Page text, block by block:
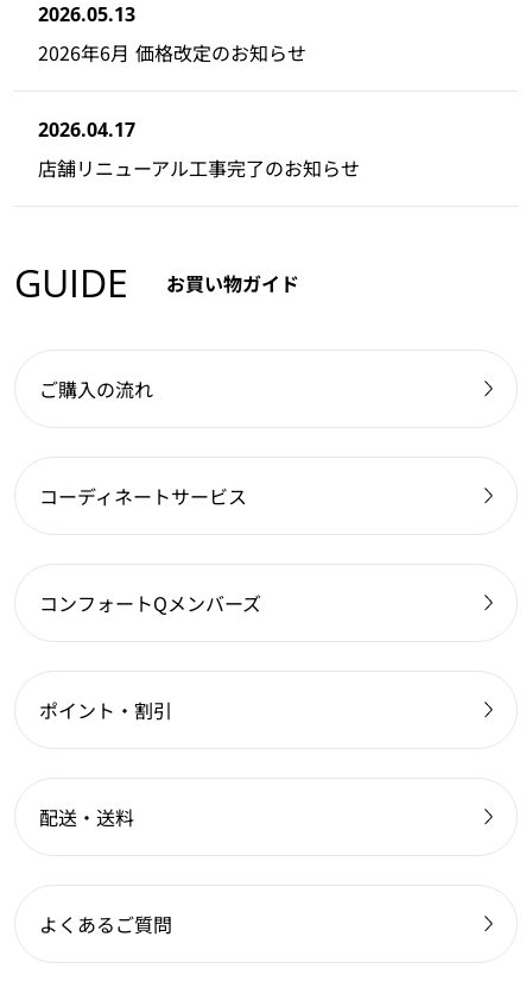
2026.05.13
2026年6月 価格改定のお知らせ
2026.04.17
店舗リニューアル工事完了のお知らせ
GUIDE お買い物ガイド
ご購入の流れ
コーディネートサービス
コンフォートQメンバーズ
ポイント・割引
配送・送料
よくあるご質問